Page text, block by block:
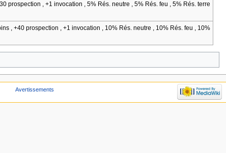
prospection , +1 invocation , 5% Rés. neutre , 5% Rés. feu , 5% Rés. terre
, +40 prospection , +1 invocation , 10% Rés. neutre , 10% Rés. feu , 10%
Avertissements